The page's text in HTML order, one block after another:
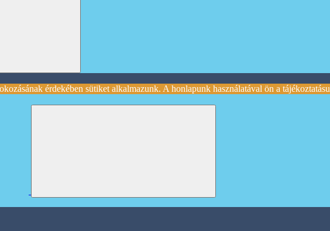
érdekében sütiket alkalmazunk. A honlapunk használatával ön a